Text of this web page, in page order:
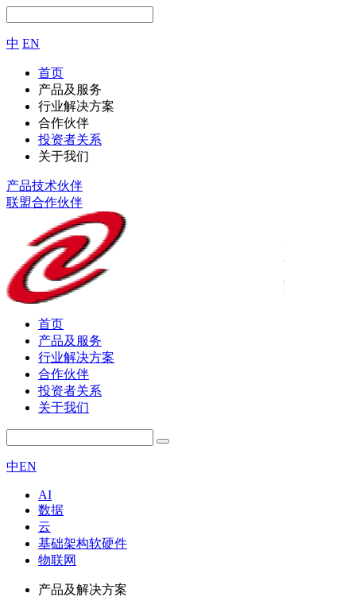
中 EN
首页
产品及服务
行业解决方案
合作伙伴
投资者关系
关于我们
产品技术伙伴
联盟合作伙伴
首页
产品及服务
行业解决方案
合作伙伴
投资者关系
关于我们
中EN
AI
数据
云
基础架构软硬件
物联网
产品及解决方案